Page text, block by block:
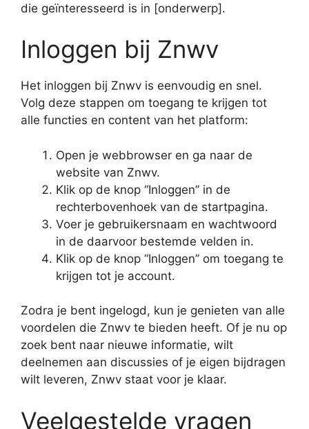
die geïnteresseerd is in [onderwerp].
Inloggen bij Znwv
Het inloggen bij Znwv is eenvoudig en snel.
Volg deze stappen om toegang te krijgen tot
alle functies en content van het platform:
Open je webbrowser en ga naar de
website van Znwv.
Klik op de knop “Inloggen” in de
rechterbovenhoek van de startpagina.
Voer je gebruikersnaam en wachtwoord
in de daarvoor bestemde velden in.
Klik op de knop “Inloggen” om toegang te
krijgen tot je account.
Zodra je bent ingelogd, kun je genieten van alle
voordelen die Znwv te bieden heeft. Of je nu op
zoek bent naar nieuwe informatie, wilt
deelnemen aan discussies of je eigen bijdragen
wilt leveren, Znwv staat voor je klaar.
Veelgestelde vragen